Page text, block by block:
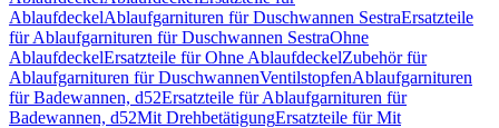
AblaufdeckelAblaufgarnituren für Duschwannen SestraErsatzteile
für Ablaufgarnituren für Duschwannen SestraOhne
AblaufdeckelErsatzteile für Ohne AblaufdeckelZubehör für
Ablaufgarnituren für DuschwannenVentilstopfenAblaufgarnituren
für Badewannen, d52Ersatzteile für Ablaufgarnituren für
Badewannen, d52Mit DrehbetätigungErsatzteile für Mit